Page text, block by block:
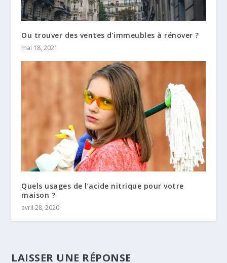
Ou trouver des ventes d’immeubles à rénover ?
mai 18, 2021
Quels usages de l’acide nitrique pour votre
maison ?
avril 28, 2020
LAISSER UNE RÉPONSE